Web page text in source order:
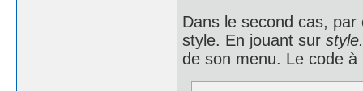
Dans le second cas,
style. En jouant sur
de son menu. Le code